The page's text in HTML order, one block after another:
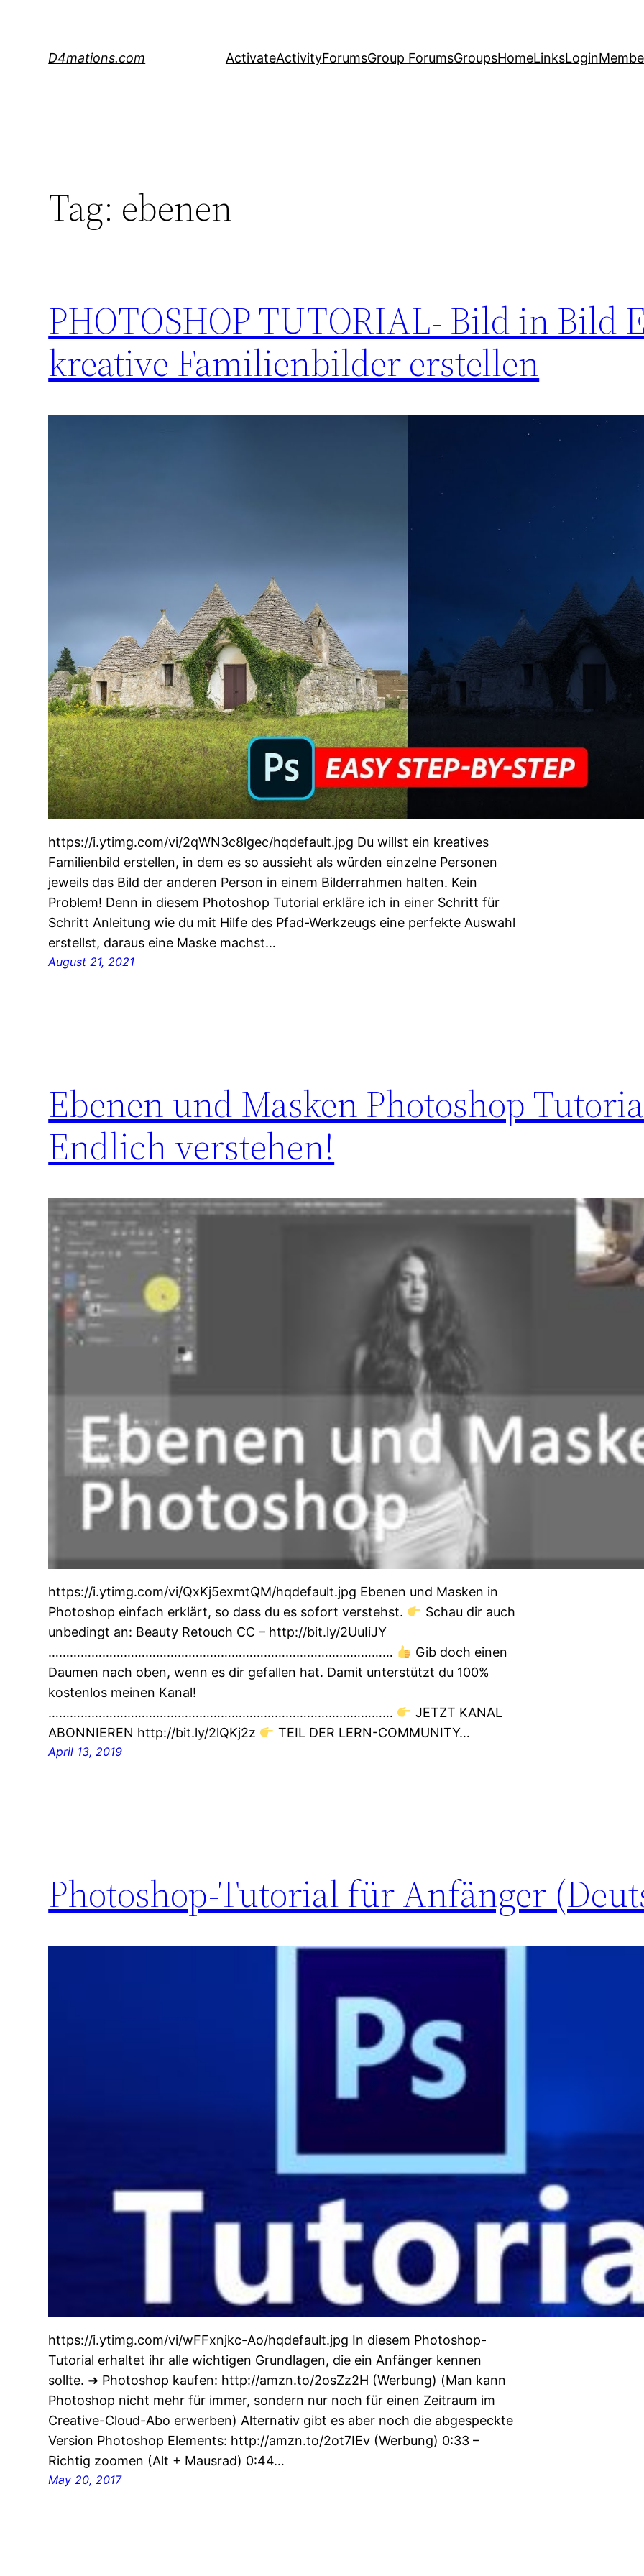
D4mations.com ActivateActivityForumsGroup ForumsGroupsHomeLinksLogin
Tag: ebenen
PHOTOSHOP TUTORIAL- Bild in Bild
kreative Familienbilder erstellen
https://i.ytimg.com/vi/2qWN3c8lgec/hqdefault.jpg Du willst ein kreatives
Familienbild erstellen, in dem es so aussieht als würden einzelne Personen
jeweils das Bild der anderen Person in einem Bilderrahmen halten. Kein
Problem! Denn in diesem Photoshop Tutorial erkläre ich in einer Schritt für
Schritt Anleitung wie du mit Hilfe des Pfad-Werkzeugs eine perfekte Auswahl
erstellst, daraus eine Maske machst…
August 21, 2021
Ebenen und Masken Photoshop
Endlich verstehen!
https://i.ytimg.com/vi/QxKj5exmtQM/hqdefault.jpg Ebenen und Masken in
Photoshop einfach erklärt, so dass du es sofort verstehst.
Schau dir auch
unbedingt an: Beauty Retouch CC – http://bit.ly/2UuIiJY
……………………………………………………………………………………
Gib doch einen
Daumen nach oben, wenn es dir gefallen hat. Damit unterstützt du 100%
kostenlos meinen Kanal!
……………………………………………………………………………………
JETZT KANAL
ABONNIEREN http://bit.ly/2lQKj2z
TEIL DER LERN-COMMUNITY…
April 13, 2019
Photoshop-Tutorial für Anfänger
https://i.ytimg.com/vi/wFFxnjkc-Ao/hqdefault.jpg In diesem Photoshop-
Tutorial erhaltet ihr alle wichtigen Grundlagen, die ein Anfänger kennen
sollte. ➜ Photoshop kaufen: http://amzn.to/2osZz2H (Werbung) (Man kann
Photoshop nicht mehr für immer, sondern nur noch für einen Zeitraum im
Creative-Cloud-Abo erwerben) Alternativ gibt es aber noch die abgespeckte
Version Photoshop Elements: http://amzn.to/2ot7IEv (Werbung) 0:33 –
Richtig zoomen (Alt + Mausrad) 0:44…
May 20, 2017